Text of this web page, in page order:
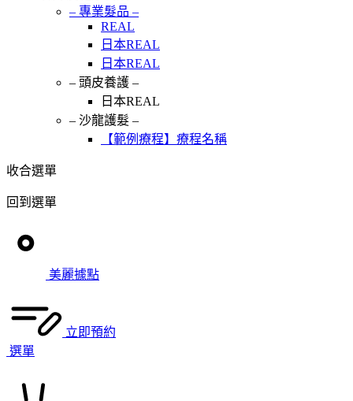
– 專業髮品 –
REAL
日本REAL
日本REAL
– 頭皮養護 –
日本REAL
– 沙龍護髮 –
【範例療程】療程名稱
收合選單
回到選單
美麗據點
立即預約
選單